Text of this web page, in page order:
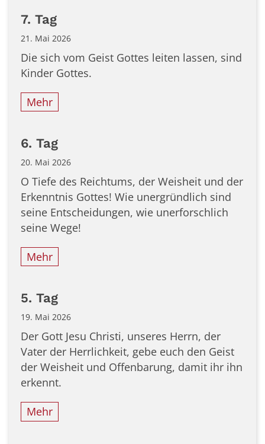
7. Tag
21. Mai 2026
Die sich vom Geist Gottes leiten lassen, sind
Kinder Gottes.
Mehr
6. Tag
20. Mai 2026
O Tiefe des Reichtums, der Weisheit und der
Erkenntnis Gottes! Wie unergründlich sind
seine Entscheidungen, wie unerforschlich
seine Wege!
Mehr
5. Tag
19. Mai 2026
Der Gott Jesu Christi, unseres Herrn, der
Vater der Herrlichkeit, gebe euch den Geist
der Weisheit und Offenbarung, damit ihr ihn
erkennt.
Mehr